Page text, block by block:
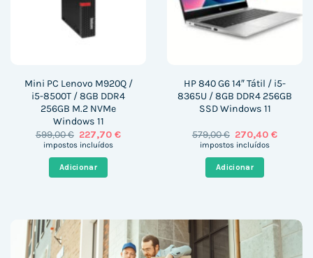
Mini PC Lenovo M920Q /
i5-8500T / 8GB DDR4
256GB M.2 NVMe
Windows 11
599,00€ O
preço
era:
599,00 €.
227,70€O
impostos incluídos
Adicionar
HP 840 G6 14″ Tátil / i5-
8365U / 8GB DDR4 256GB
SSD Windows 11
579,00€ O
preço
era:
579,00 €.
270,40€O
impostos incluídos
Adicionar